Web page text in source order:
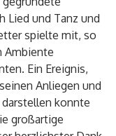
Lied und Tanz und
spielte mit, so
Ambiente
Ein Ereignis,
Anliegen und
konnte
großartige